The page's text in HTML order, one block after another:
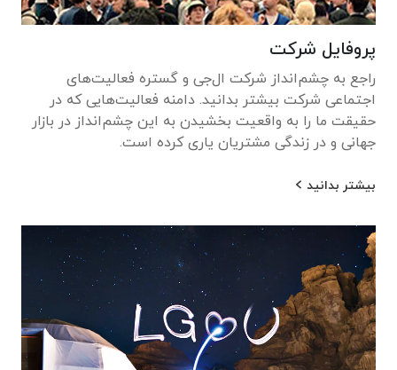
پروفایل شرکت
راجع به چشم‌انداز شرکت ال‌جی و گستره فعالیت‌های
اجتماعی شرکت بیشتر بدانید. دامنه فعالیت‌هایی که در
حقیقت ما را به واقعیت بخشیدن به این چشم‌انداز در بازار
جهانی و در زندگی مشتریان یاری کرده است.
بیشتر بدانید